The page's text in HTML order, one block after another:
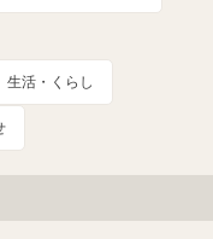
生活・くらし